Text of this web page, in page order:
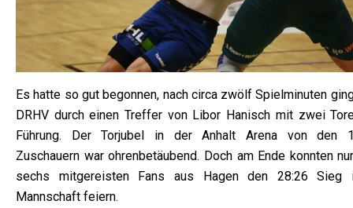
Es hatte so gut begonnen, nach circa zwölf Spielminuten
DRHV durch einen Treffer von Libor Hanisch mit zwei
Führung. Der Torjubel in der Anhalt Arena von den
Zuschauern war ohrenbetäubend. Doch am Ende konnten
sechs mitgereisten Fans aus Hagen den 28:26 Sieg
Mannschaft feiern.